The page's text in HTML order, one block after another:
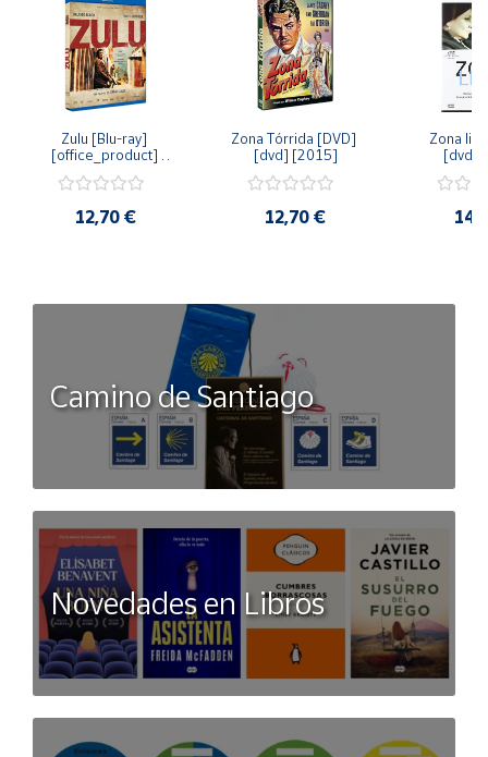
Zulu [Blu-ray]
[office_product]
12,70 €
Zona Tórrida [DVD]
[dvd] [2015]
12,70 €
Zona
[dvd]
Camino de Santiago
Novedades en Libros